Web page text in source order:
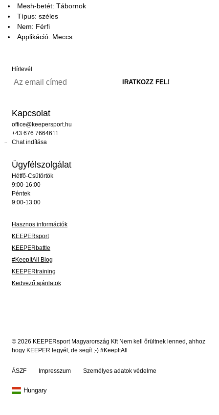
Mesh-betét: Tábornok
Típus: széles
Nem: Férfi
Applikáció: Meccs
Hírlevél
Kapcsolat
office@keepersport.hu
+43 676 7664611
Chat indítása
Ügyfélszolgálat
Hétfő-Csütörtök
9:00-16:00
Péntek
9:00-13:00
Hasznos információk
KEEPERsport
KEEPERbattle
#KeepItAll Blog
KEEPERtraining
Kedvező ajánlatok
© 2026 KEEPERsport Magyarország Kft Nem kell őrültnek lenned, ahhoz
hogy KEEPER legyél, de segít ;-) #KeepItAll
ÁSZF Impresszum Személyes adatok védelme
Hungary